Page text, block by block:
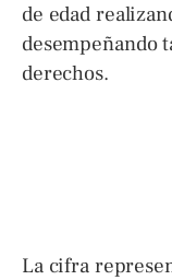
de edad
desempeñando
derechos.
La cifra